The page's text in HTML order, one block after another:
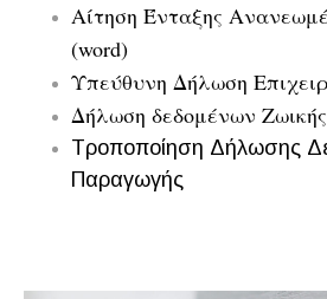
Αίτηση Ένταξης
(word)
Υπεύθυνη Δήλωση
Δήλωση δεδομένων
Τροποποίηση Δήλωσης
Παραγωγής